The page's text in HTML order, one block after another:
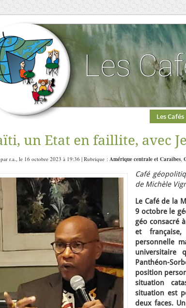
Les Cafés
un Etat en faillite, avec
r.a., le 16 octobre 2023 à 19:36 | Rubrique : Amérique centrale et Caraïbes,
Café
de Michèle
Le Café de la
9 octobre le
géo consacré
et
personnelle
universitaire
Panthéon-
position
situation
situation est
deux faces.